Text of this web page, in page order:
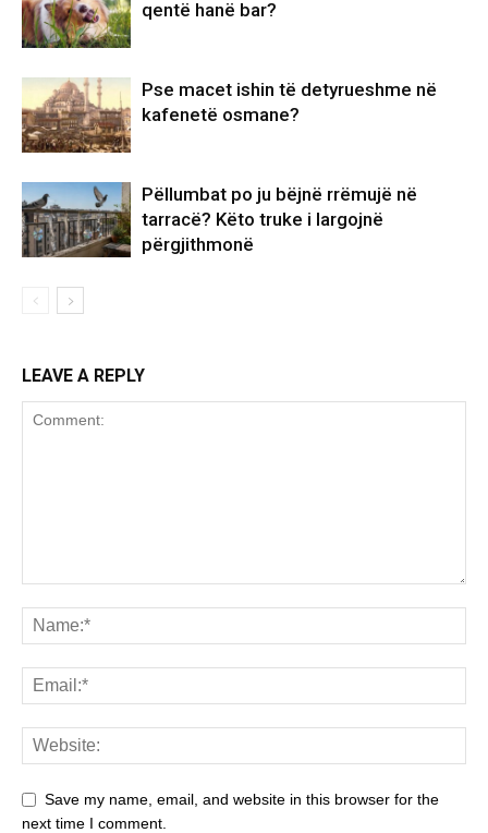
qentë hanë bar?
Pse macet ishin të detyrueshme në
kafenetë osmane?
Pëllumbat po ju bëjnë rrëmujë në
tarracë? Këto truke i largojnë
përgjithmonë
LEAVE A REPLY
Save my name, email, and website in this browser for the
next time I comment.